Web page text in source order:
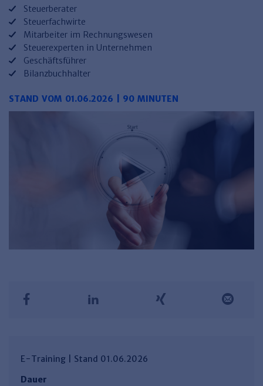
Steuerberater
Steuerfachwirte
Mitarbeiter im Rechnungswesen
Steuerexperten in Unternehmen
Geschäftsführer
Bilanzbuchhalter
STAND VOM 01.06.2026 | 90 MINUTEN
E-Training | Stand 01.06.2026
Dauer